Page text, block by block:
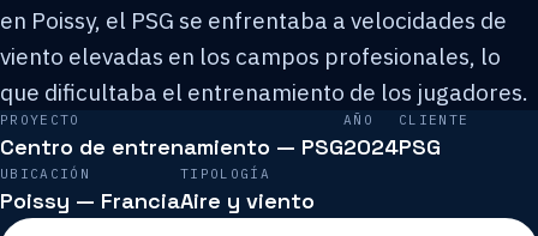
en Poissy, el PSG se enfrentaba a velocidades de
viento elevadas en los campos profesionales, lo
que dificultaba el entrenamiento de los jugadores.
PROYECTO
Centro de entrenamiento — PSG
AÑO
2024
CLIENTE
PSG
UBICACIÓN
Poissy — Francia
TIPOLOGÍA
Aire y viento